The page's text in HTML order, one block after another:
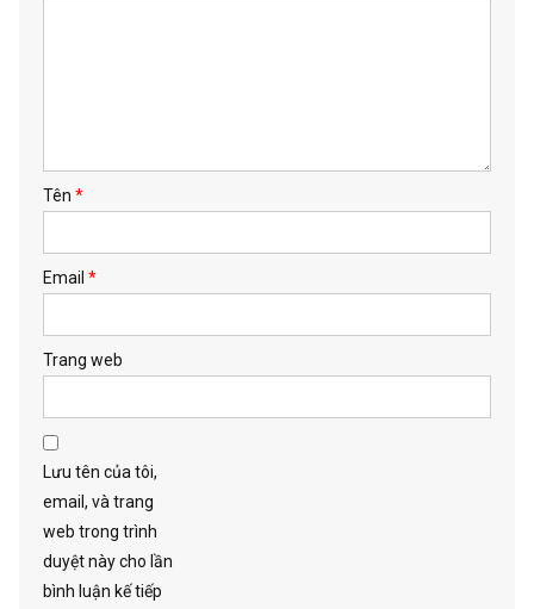
Tên *
Email *
Trang web
Lưu tên của tôi,
email, và trang
web trong trình
duyệt này cho lần
bình luận kế tiếp